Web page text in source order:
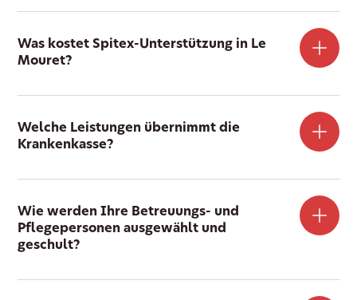
Was kostet Spitex-Unterstützung in Le
Mouret?
Welche Leistungen übernimmt die
Krankenkasse?
Wie werden Ihre Betreuungs- und
Pflegepersonen ausgewählt und
geschult?